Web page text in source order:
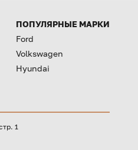
ПОПУЛЯРНЫЕ МАРКИ
Ford
Volkswagen
Hyundai
1